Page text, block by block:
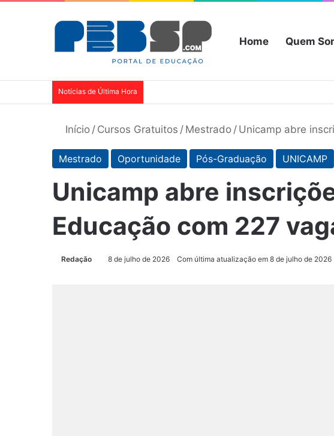
Home Quem
Notícias de Última Hora
Início / Cursos Gratuitos / Mestrado / Unicamp abre
Mestrado Oportunidade Pós-Graduação UNICAMP
Unicamp abre
Educação com 227
Redação 8 de julho de 2026 Com última atualização em 8 de julho de 2026